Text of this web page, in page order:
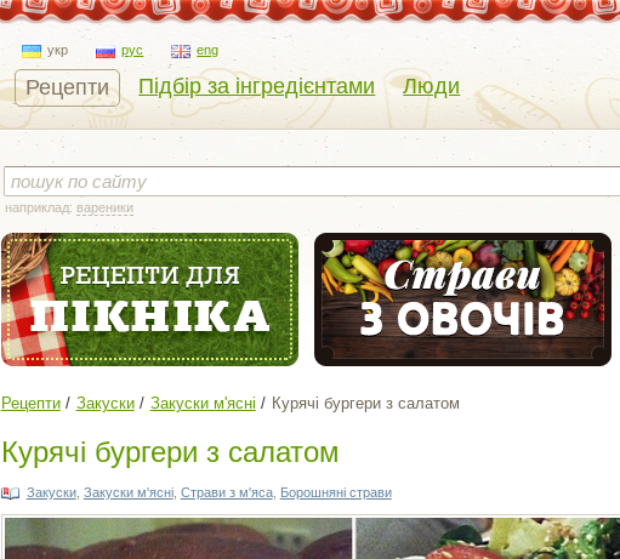
укр рус eng
Рецепти Підбір за інгредієнтами Люди
наприклад: вареники
Рецепти Закуски Закуски м'ясні Курячі бургери з салатом
Курячі бургери з салатом
Закуски, Закуски м'ясні, Страви з м'яса, Борошняні страви